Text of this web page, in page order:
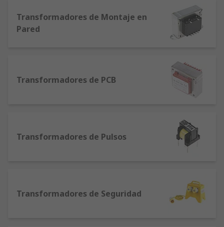
Transformadores de Montaje en
Pared
Transformadores de PCB
Transformadores de Pulsos
Transformadores de Seguridad